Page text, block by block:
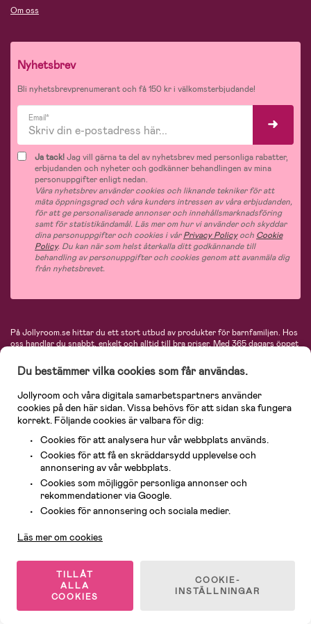
Om oss
Nyhetsbrev
Bli nyhetsbrevprenumerant och få 150 kr i välkomsterbjudande!
Email*
Ja tack!Jag vill gärna ta del av nyhetsbrev med personliga rabatter,
erbjudanden och nyheter och godkänner behandlingen av mina
personuppgifter enligt nedan.
Våra nyhetsbrev använder cookies och liknande tekniker för att
mäta öppningsgrad och våra kunders intressen av våra erbjudanden,
för att ge personaliserade annonser och innehållsmarknadsföring
samt för statistikändamål. Läs mer om hur vi använder och skyddar
dina personuppgifter och cookies i vårPrivacy Policyoch Cookie
Policy. Du kan när som helst återkalla ditt godkännande till
behandling av personuppgifter och cookies genom att avanmäla dig
från nyhetsbrevet.
På Jollyroom.se hittar du ett stort utbud av produkter för barnfamiljen. Hos
oss handlar du snabbt, enkelt och alltid till bra priser.Med 365 dagars öppet
hos oss. I vårt sortiment hittar du barnvagnar, bilstolar, kläder för barn och
baby, produkter för mamman, massor av inspirerande inredning, leksaker,
babyprodukter och mycket mer. Vi erbjuder produkter från välkända
varumärken så som Britax, Maxi-Cosi, Baby Jogger, BabyBjörn, Didriksons,
KidKraft, Ergobaby, Philips Avent, Neonate, Cybex, LEGO och många fler.
Välkommen in och kika runt i Nordens största barn- och babybutik på nätet!
© 2026 Jollyroom AB. Alla rättigheter reserverade.
Du bestämmer vilka cookies som får användas.
Jollyroom och våra digitala samarbetspartners använder
cookies på den här sidan. Vissa behövs för att sidan ska fungera
korrekt. Följande cookies är valbara för dig:
Cookies för att analysera hur vår webbplats används.
Cookies för att få en skräddarsydd upplevelse och
annonsering av vår webbplats.
Cookies som möjliggör personliga annonser och
rekommendationer via Google.
Cookies för annonsering och sociala medier.
Läs mer om cookies
TILLÅT
ALLA
COOKIES
COOKIE-
INSTÄLLNINGAR